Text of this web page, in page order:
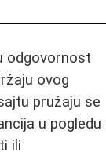
odgovornost
ovog
pružaju se
u pogledu
ili